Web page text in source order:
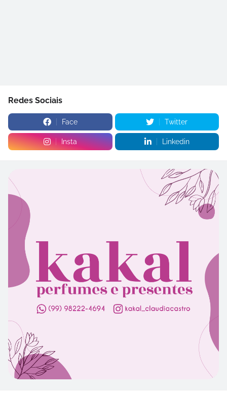
Redes Sociais
Face Twitter
Insta Linkedin